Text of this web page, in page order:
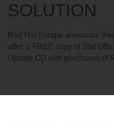
SOLUTION
Red Hat Europe announce
offer, a FREE copy of Star
Update CD with purchases of